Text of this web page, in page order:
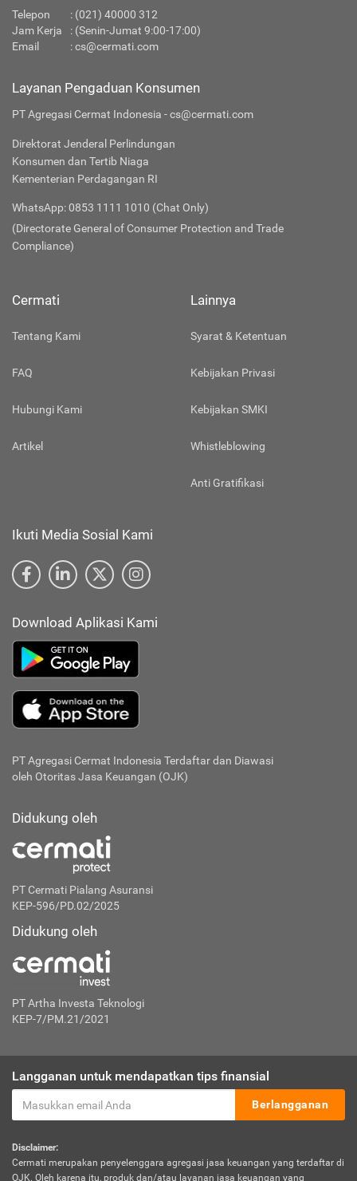
Telepon : (021) 40000 312
Jam Kerja
: (Senin-Jumat 9:00-17:00)
Email
:cs@cermati.com
Layanan Pengaduan Konsumen
PT Agregasi Cermat Indonesia - cs@cermati.com
Direktorat Jenderal Perlindungan
Konsumen dan Tertib Niaga
Kementerian Perdagangan RI
WhatsApp: 0853 1111 1010 (Chat Only)
(Directorate General of Consumer Protection and Trade
Compliance)
Cermati
Tentang Kami
FAQ
Hubungi Kami
Artikel
Lainnya
Syarat & Ketentuan
Kebijakan Privasi
Kebijakan SMKI
Whistleblowing
Anti Gratifikasi
Ikuti Media Sosial Kami
Download Aplikasi Kami
PT Agregasi Cermat Indonesia Terdaftar dan Diawasi
oleh Otoritas Jasa Keuangan (OJK)
Didukung oleh
PT Cermati Pialang Asuransi
KEP-596/PD.02/2025
Didukung oleh
PT Artha Investa Teknologi
KEP-7/PM.21/2021
Langganan untuk mendapatkan tips finansial
Berlangganan
Disclaimer:
Cermati merupakan penyelenggara agregasi jasa keuangan yang terdaftar di
OJK. Oleh karena itu, produk dan/atau layanan jasa keuangan yang